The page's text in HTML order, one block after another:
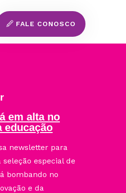
FALE CONOSCO
em alta no
educação
newsletter para
especial de
bombando no
e da